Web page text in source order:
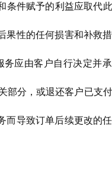
条件赋予的利益应取代
果性的任何损害和补救
应由客户自行决定并
部分，或退还客户已支
而导致订单后续更改的